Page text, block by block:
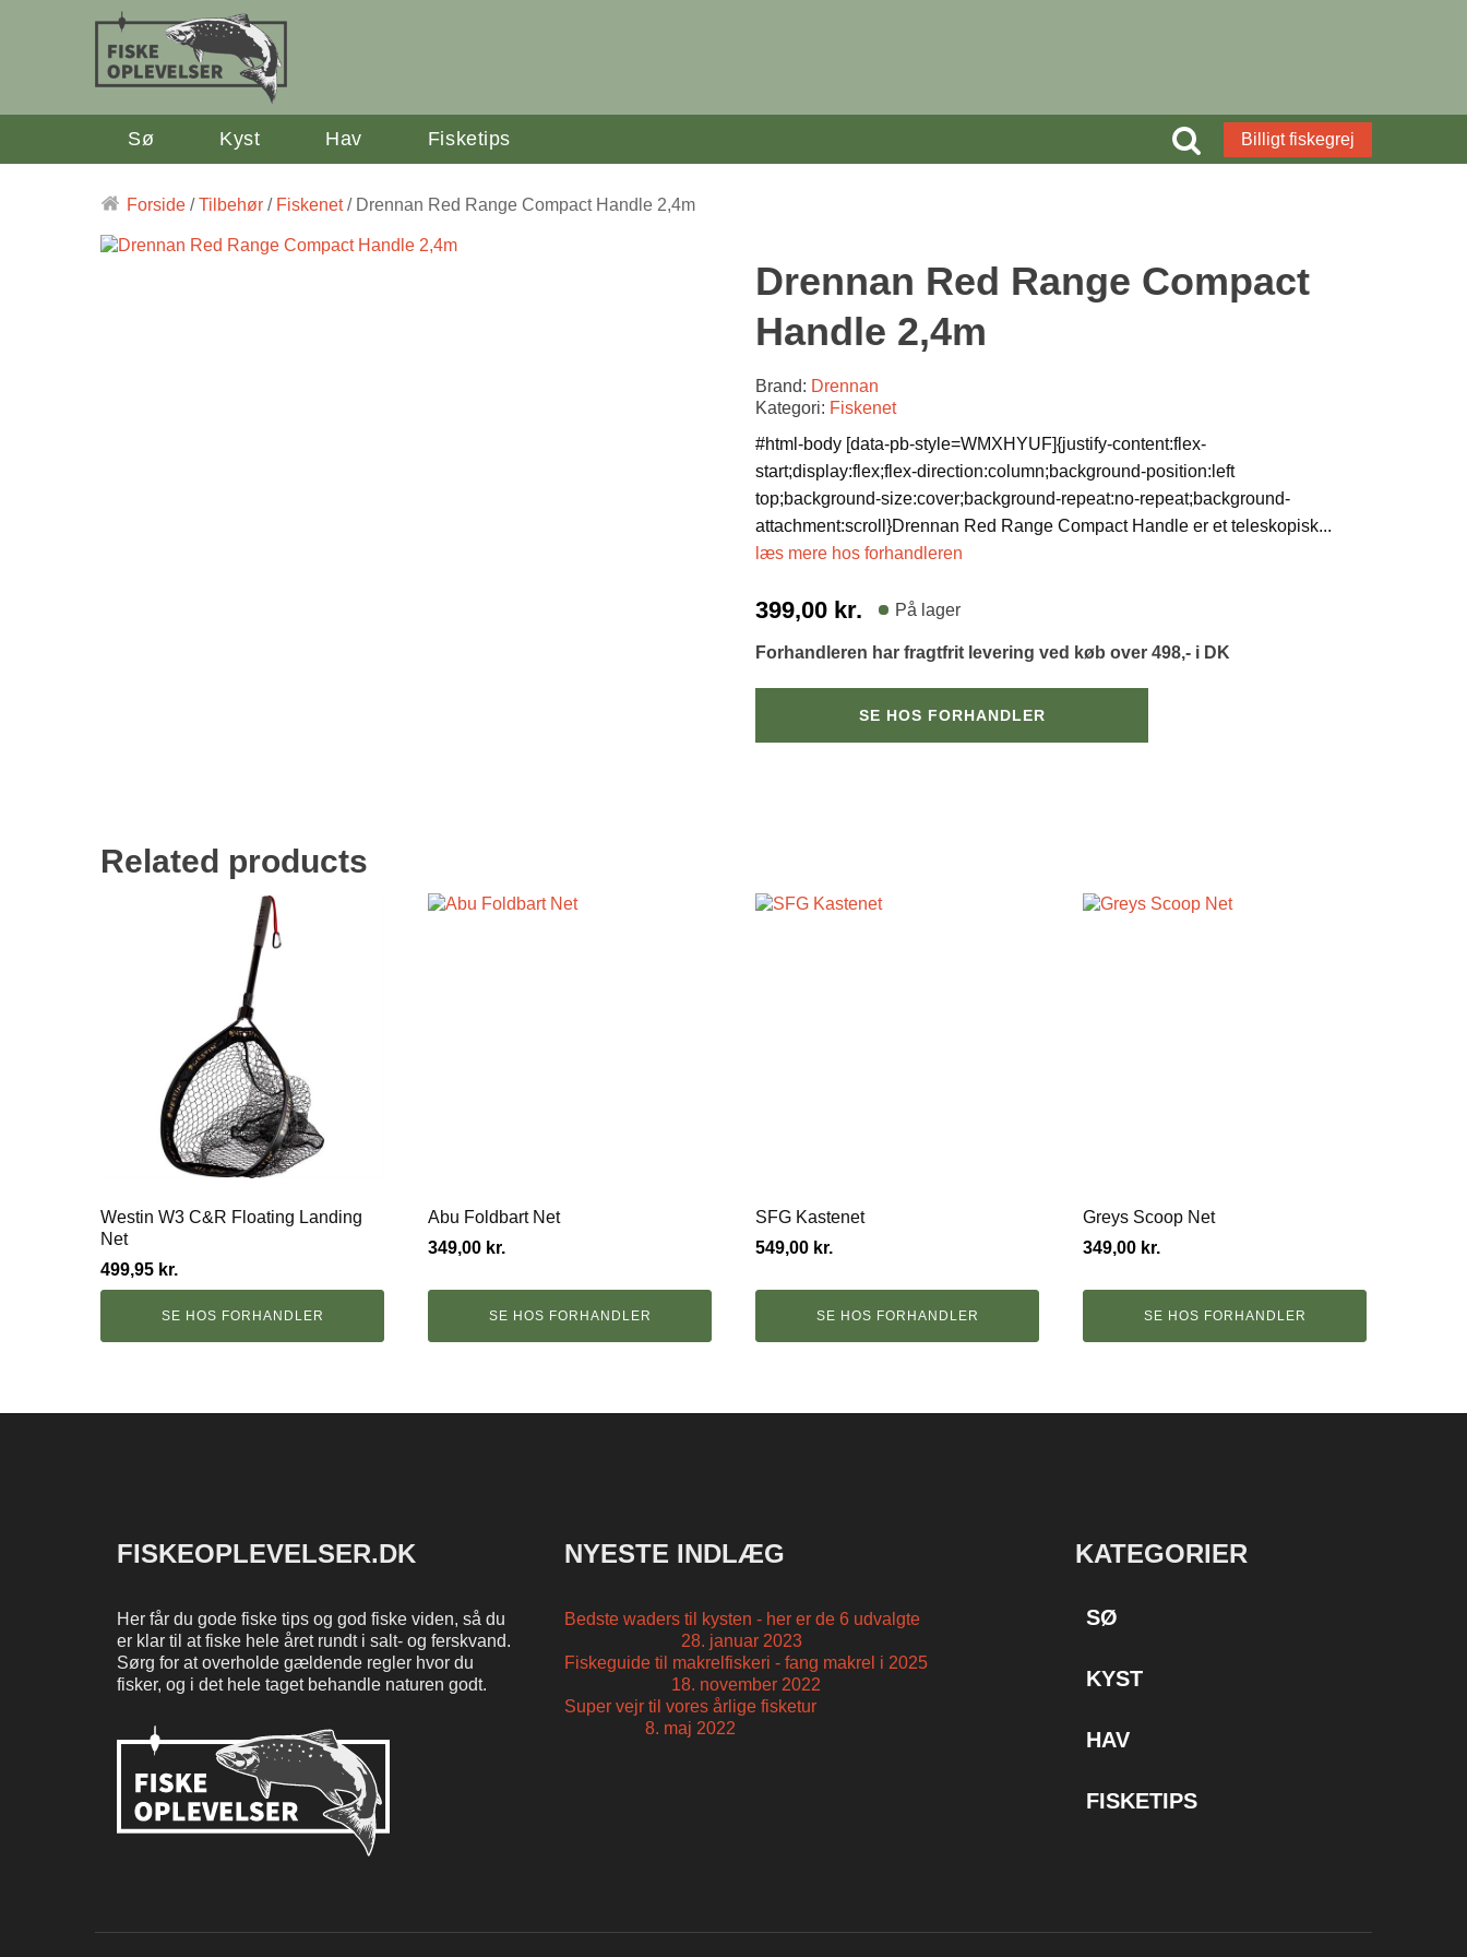
Sø Kyst Hav Fisketips Billigt fiskegrej
Forside /Tilbehør / Fiskenet/ Drennan Red Range Compact Handle 2,4m
Drennan Red Range Compact
Handle 2,4m
Brand: Drennan
Kategori: Fiskenet
#html-body [data-pb-style=WMXHYUF]{justify-content:flex-
start;display:flex;flex-direction:column;background-position:left
top;background-size:cover;background-repeat:no-repeat;background-
attachment:scroll}Drennan Red Range Compact Handle er et teleskopisk...
læs mere hos forhandleren
399,00 kr. På lager
Forhandleren har fragtfrit levering ved køb over 498,- i DK
SE HOS FORHANDLER
Related products
Westin W3 C&R Floating Landing
Net
499,95 kr.
SE HOS FORHANDLER
Abu Foldbart Net
349,00 kr.
SE HOS FORHANDLER
SFG Kastenet
549,00 kr.
SE HOS FORHANDLER
Greys Scoop Net
349,00 kr.
SE HOS FORHANDLER
FISKEOPLEVELSER.DK
Her får du gode fiske tips og god fiske viden, så du
er klar til at fiske hele året rundt i salt- og ferskvand.
Sørg for at overholde gældende regler hvor du
fisker, og i det hele taget behandle naturen godt.
NYESTE INDLÆG
Bedste waders til kysten - her er de 6 udvalgte
28. januar 2023
Fiskeguide til makrelfiskeri - fang makrel i 2025
18. november 2022
Super vejr til vores årlige fisketur
8. maj 2022
KATEGORIER
SØ
KYST
HAV
FISKETIPS